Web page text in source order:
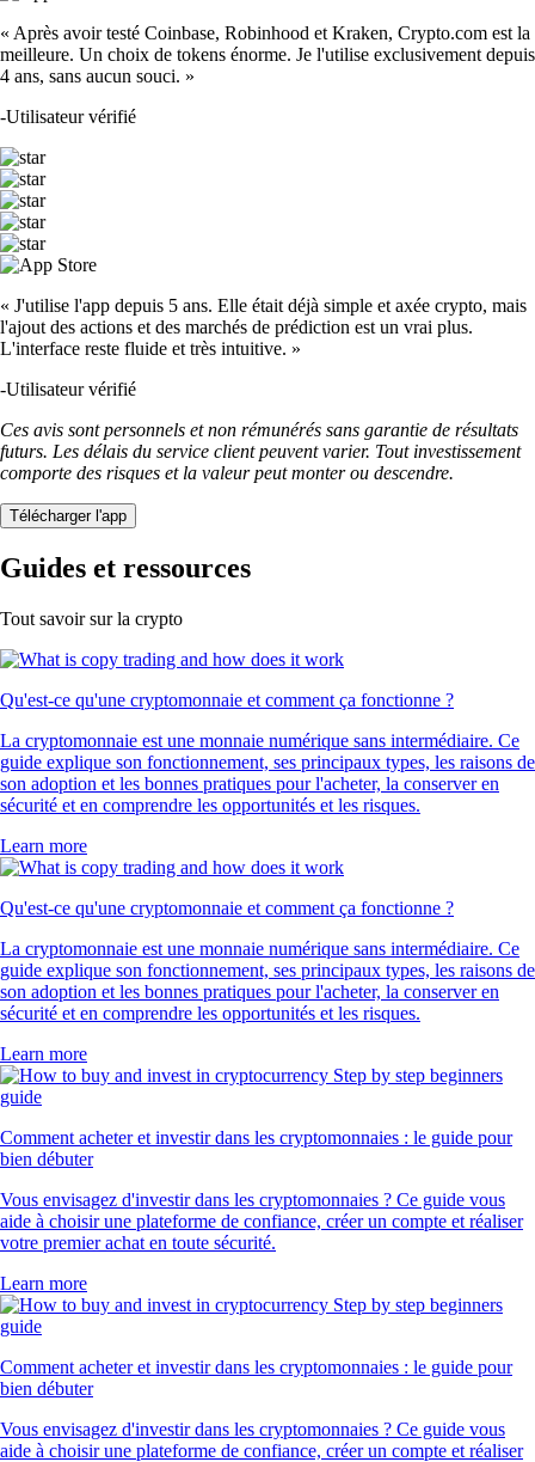
« Après avoir testé Coinbase, Robinhood et Kraken, Crypto.com est la
meilleure. Un choix de tokens énorme. Je l'utilise exclusivement depuis
4 ans, sans aucun souci. »
-Utilisateur vérifié
« J'utilise l'app depuis 5 ans. Elle était déjà simple et axée crypto, mais
l'ajout des actions et des marchés de prédiction est un vrai plus.
L'interface reste fluide et très intuitive. »
-Utilisateur vérifié
Ces avis sont personnels et non rémunérés sans garantie de résultats
futurs. Les délais du service client peuvent varier. Tout investissement
comporte des risques et la valeur peut monter ou descendre.
Télécharger l'app
Guides et ressources
Tout savoir sur la crypto
Qu'est-ce qu'une cryptomonnaie et comment ça fonctionne ?
La cryptomonnaie est une monnaie numérique sans intermédiaire. Ce
guide explique son fonctionnement, ses principaux types, les raisons de
son adoption et les bonnes pratiques pour l'acheter, la conserver en
sécurité et en comprendre les opportunités et les risques.
Learn more
Qu'est-ce qu'une cryptomonnaie et comment ça fonctionne ?
La cryptomonnaie est une monnaie numérique sans intermédiaire. Ce
guide explique son fonctionnement, ses principaux types, les raisons de
son adoption et les bonnes pratiques pour l'acheter, la conserver en
sécurité et en comprendre les opportunités et les risques.
Learn more
Comment acheter et investir dans les cryptomonnaies : le guide pour
bien débuter
Vous envisagez d'investir dans les cryptomonnaies ? Ce guide vous
aide à choisir une plateforme de confiance, créer un compte et réaliser
votre premier achat en toute sécurité.
Learn more
Comment acheter et investir dans les cryptomonnaies : le guide pour
bien débuter
Vous envisagez d'investir dans les cryptomonnaies ? Ce guide vous
aide à choisir une plateforme de confiance, créer un compte et réaliser